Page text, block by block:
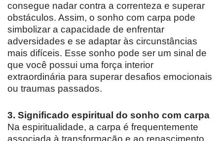
consegue nadar contra a correnteza e superar
obstáculos. Assim, o sonho com carpa pode
simbolizar a capacidade de enfrentar
adversidades e se adaptar às circunstâncias
mais difíceis. Esse sonho pode ser um sinal de
que você possui uma força interior
extraordinária para superar desafios emocionais
ou traumas passados.
3. Significado espiritual do sonho com carpa
Na espiritualidade, a carpa é frequentemente
associada à transformação e ao renascimento.